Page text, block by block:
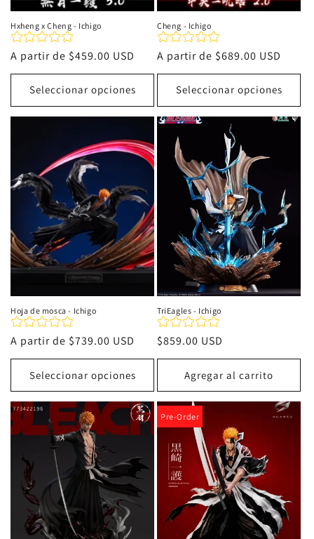
Hxheng x Cheng - Ichigo
Precio
habitual
A partir de $459.00 USD
Seleccionar opciones
Cheng - Ichigo
Precio
habitual
A partir de $689.00 USD
Seleccionar opciones
Hoja de mosca - Ichigo
Precio
habitual
A partir de $739.00 USD
Seleccionar opciones
TriEagles - Ichigo
Precio
habitual
$859.00 USD
Agregar al carrito
Pre-Order